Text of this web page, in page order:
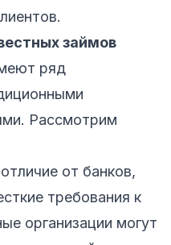
займов
ряд
Рассмотрим
от банков,
требования к
организации могут